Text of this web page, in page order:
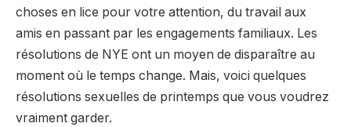
choses en lice pour votre attention, du travail aux
amis en passant par les engagements familiaux. Les
résolutions de NYE ont un moyen de disparaître au
moment où le temps change. Mais, voici quelques
résolutions sexuelles de printemps que vous voudrez
vraiment garder.